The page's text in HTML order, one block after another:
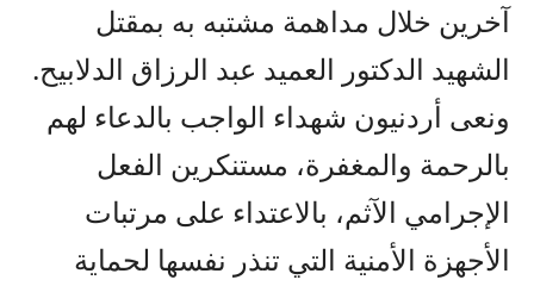
آخرين خلال مداهمة مشتبه به بمقتل
الشهيد الدكتور العميد عبد الرزاق الدلابيح.
ونعى أردنيون شهداء الواجب بالدعاء لهم
بالرحمة والمغفرة، مستنكرين الفعل
الإجرامي الآثم، بالاعتداء على مرتبات
الأجهزة الأمنية التي تنذر نفسها لحماية